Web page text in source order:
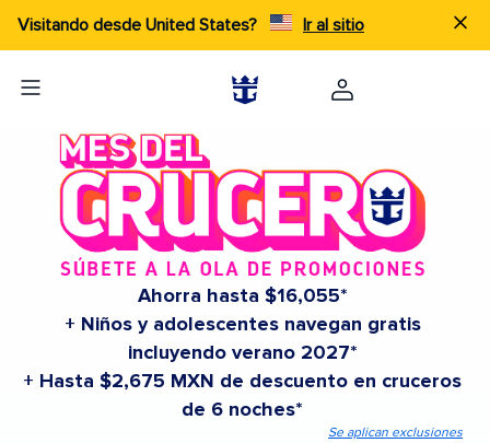
Visitando desde United States? Ir al sitio
Ahorra hasta $16,055*
+ Niños y adolescentes navegan gratis
incluyendo verano 2027*
+ Hasta $2,675 MXN de descuento en cruceros
de 6 noches*
Se aplican exclusiones